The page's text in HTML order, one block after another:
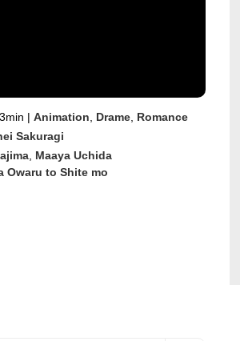
| Animation Drame Romance
Sakuragi
Maaya Uchida
Owaru to Shite mo